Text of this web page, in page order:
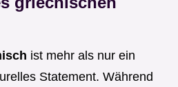
ist mehr als nur ein
Statement. Während